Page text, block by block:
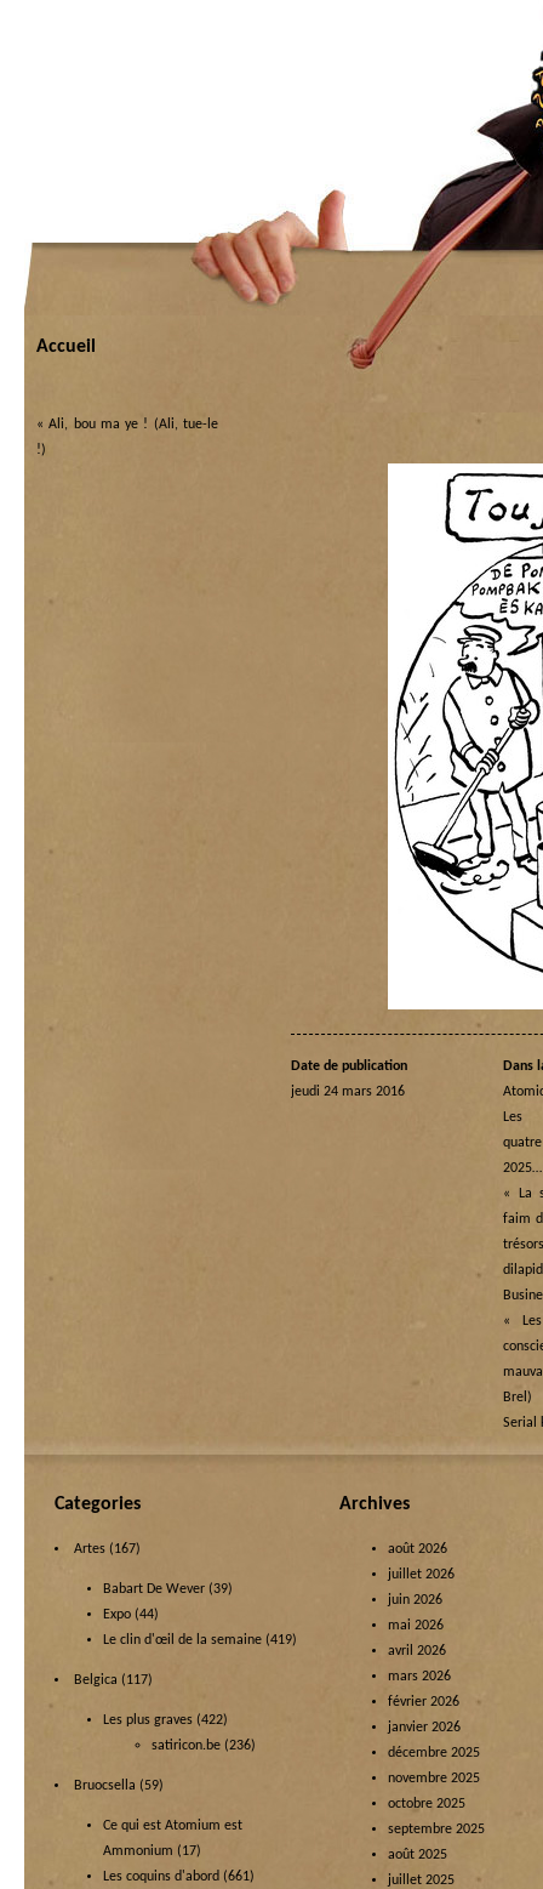
Accueil
«Ali, bou ma ye ! (Ali, tue-le
!)
Date de publication
jeudi 24 mars 2016
Dans
Les
quatre
2025…
« La
faim
«
Brel)
Serial
Categories
Artes (167)
Babart De Wever (39)
Expo (44)
Le clin d'œil de la semaine (419)
Belgica (117)
Les plus graves (422)
satiricon.be (236)
Bruocsella (59)
Ce qui est Atomium est
Ammonium (17)
Les coquins d'abord (661)
Archives
août 2026
juillet 2026
juin 2026
mai 2026
avril 2026
mars 2026
février 2026
janvier 2026
décembre 2025
novembre 2025
octobre 2025
septembre 2025
août 2025
juillet 2025